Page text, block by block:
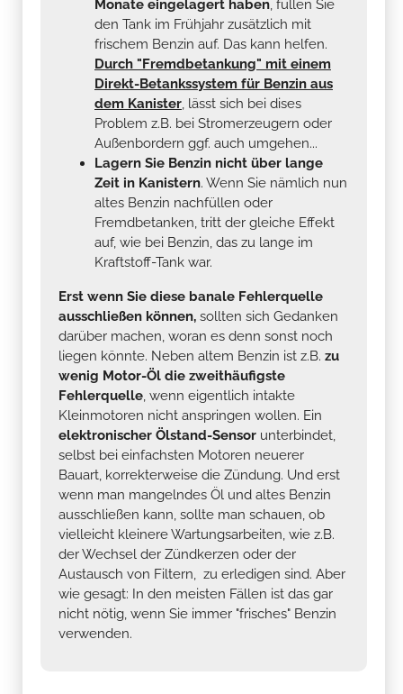
Monate eingelagert haben, füllen Sie
den Tank im Frühjahr zusätzlich mit
frischem Benzin auf. Das kann helfen.
Durch "Fremdbetankung" mit einem
Direkt-Betankssystem für Benzin aus
dem Kanister, lässt sich bei dises
Problem z.B. bei Stromerzeugern oder
Außenbordern ggf. auch umgehen...
Lagern Sie Benzin nicht über lange
Zeit in Kanistern. Wenn Sie nämlich nun
altes Benzin nachfüllen oder
Fremdbetanken, tritt der gleiche Effekt
auf, wie bei Benzin, das zu lange im
Kraftstoff-Tank war.
Erst wenn Sie diese banale Fehlerquelle
ausschließen können, sollten sich Gedanken
darüber machen, woran es denn sonst noch
liegen könnte. Neben altem Benzin ist z.B. zu
wenig Motor-Öl die zweithäufigste
Fehlerquelle, wenn eigentlich intakte
Kleinmotoren nicht anspringen wollen. Ein
elektronischer Ölstand-Sensor unterbindet,
selbst bei einfachsten Motoren neuerer
Bauart, korrekterweise die Zündung. Und erst
wenn man mangelndes Öl und altes Benzin
ausschließen kann, sollte man schauen, ob
vielleicht kleinere Wartungsarbeiten, wie z.B.
der Wechsel der Zündkerzen oder der
Austausch von Filtern, zu erledigen sind. Aber
wie gesagt: In den meisten Fällen ist das gar
nicht nötig, wenn Sie immer "frisches" Benzin
verwenden.